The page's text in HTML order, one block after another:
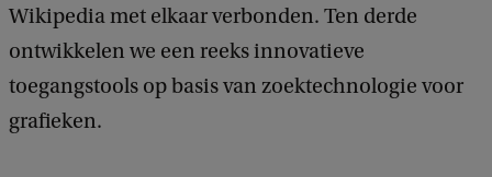
Wikipedia met elkaar verbonden. Ten derde
ontwikkelen we een reeks innovatieve
toegangstools op basis van zoektechnologie voor
grafieken.